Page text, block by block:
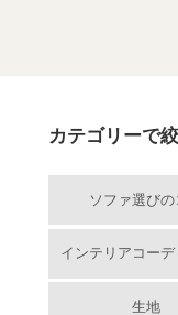
カテゴリーで
ソファ選びの
インテリアコーデ
生地